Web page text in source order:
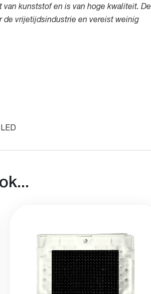
kunststof en is van hoge kwaliteit. De
vrijetijdsindustrie en vereist weinig